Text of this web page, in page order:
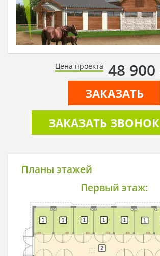
Цена проекта 48 900
ЗАКАЗАТЬ
ЗАКАЗАТЬ ЗВОНОК
Планы этажей
Первый этаж: